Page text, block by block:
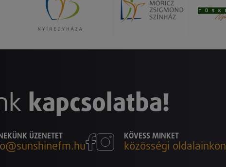
kapcsolatba!
NEKÜNK ÜZENETET KÖVESS MINKET
közösségi oldalainkon